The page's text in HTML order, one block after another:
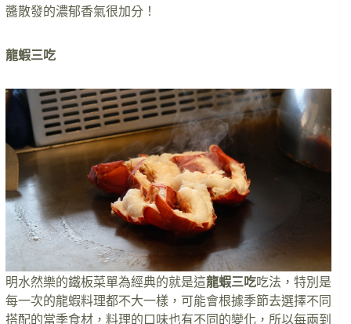
醬散發的濃郁香氣很加分！
龍蝦三吃
明水然樂的鐵板菜單為經典的就是這龍蝦三吃吃法，特別是
每一次的龍蝦料理都不大一樣，可能會根據季節去選擇不同
搭配的當季食材，料理的口味也有不同的變化，所以每兩到